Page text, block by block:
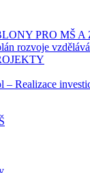
PRO MŠ A
rozvoje
– Realizace